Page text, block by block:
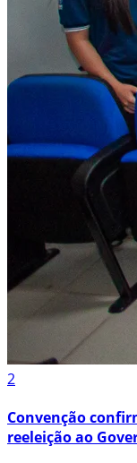
2
Convenção
reeleição ao